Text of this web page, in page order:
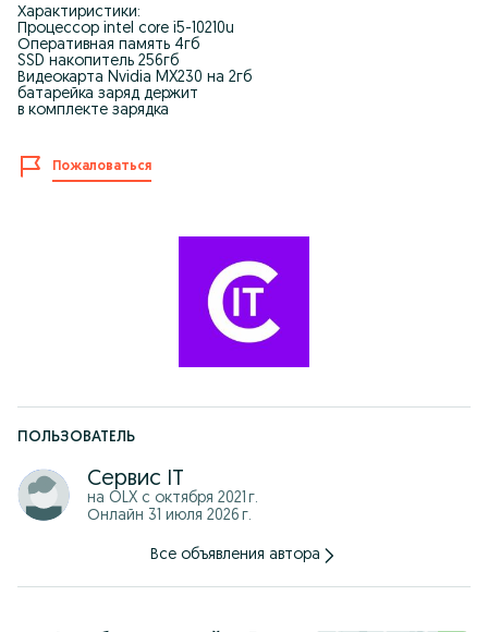
Характиристики:
Процессор intel core i5-10210u
Оперативная память 4гб
SSD накопитель 256гб
Видеокарта Nvidia MX230 на 2гб
батарейка заряд держит
в комплекте зарядка
Пожаловаться
ПОЛЬЗОВАТЕЛЬ
Сервис IT
на OLX с октября 2021 г.
Онлайн 31 июля 2026 г.
Все объявления автора